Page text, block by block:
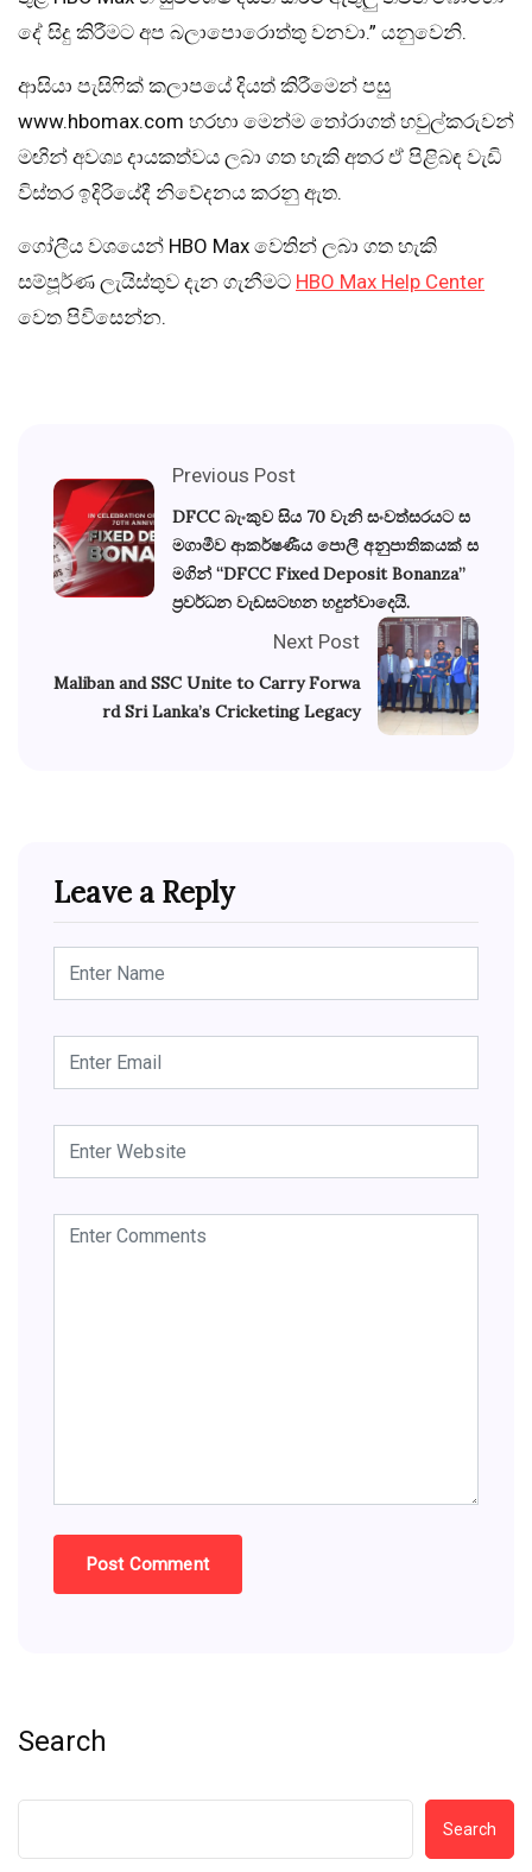
දේ සිදු කිරීමට අප බලාපොරොත්තු වනවා.” යනුවෙනි.
ආසියා පැසිෆික් කලාපයේ දියත් කිරීමෙන් පසු
www.hbomax.com හරහා මෙන්ම තෝරාගත් හවුල්කරුවන්
මඟින් අවශ්‍ය දායකත්වය ලබා ගත හැකි අතර ඒ පිළිබඳ වැඩි
විස්තර ඉදිරියේදී නිවේදනය කරනු ඇත.
ගෝලීය වශයෙන් HBO Max වෙතින් ලබා ගත හැකි
සම්පූර්ණ ලැයිස්තුව දැන ගැනීමට HBO Max Help Center
වෙත පිවිසෙන්න.
Previous Post
DFCC බැංකුව සිය 70 වැනි සංවත්සරයට ස
මගාමීව ආකර්ෂණීය පොලී අනුපාතිකයක් ස
මගින් “DFCC Fixed Deposit Bonanza”
ප්‍රවර්ධන වැඩසටහන හදුන්වාදෙයි.
Next Post
Maliban and SSC Unite to Carry Forwa
rd Sri Lanka’s Cricketing Legacy
Leave a Reply
Search
Search